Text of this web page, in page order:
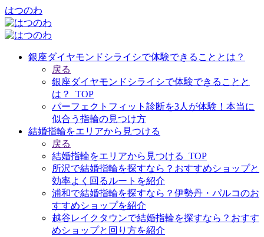
はつのわ
銀座ダイヤモンドシライシで体験できることとは？
戻る
銀座ダイヤモンドシライシで体験できることと
は？_TOP
パーフェクトフィット診断を3人が体験！本当に
似合う指輪の見つけ方
結婚指輪をエリアから見つける
戻る
結婚指輪をエリアから見つける_TOP
所沢で結婚指輪を探すなら？おすすめショップと
効率よく回るルートを紹介
浦和で結婚指輪を探すなら？伊勢丹・パルコのお
すすめショップを紹介
越谷レイクタウンで結婚指輪を探すなら？おすす
めショップと回り方を紹介